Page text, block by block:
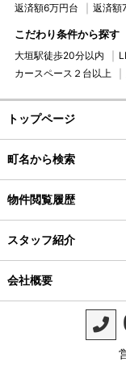
返済額6万円台 返済額
こだわり条件から探す
大垣駅徒歩20分以内
カースペース２台以上
トップページ
町名から検索
物件閲覧履歴
スタッフ紹介
会社概要